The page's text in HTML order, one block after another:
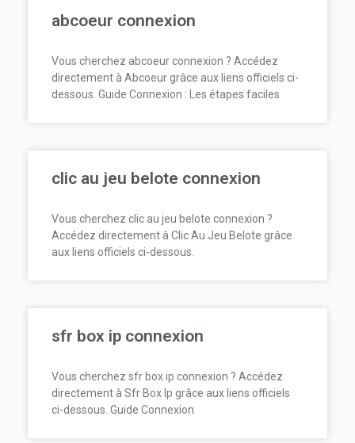
abcoeur connexion
Vous cherchez abcoeur connexion ? Accédez
directement à Abcoeur grâce aux liens officiels ci-
dessous. Guide Connexion : Les étapes faciles
clic au jeu belote connexion
Vous cherchez clic au jeu belote connexion ?
Accédez directement à Clic Au Jeu Belote grâce
aux liens officiels ci-dessous.
sfr box ip connexion
Vous cherchez sfr box ip connexion ? Accédez
directement à Sfr Box Ip grâce aux liens officiels
ci-dessous. Guide Connexion